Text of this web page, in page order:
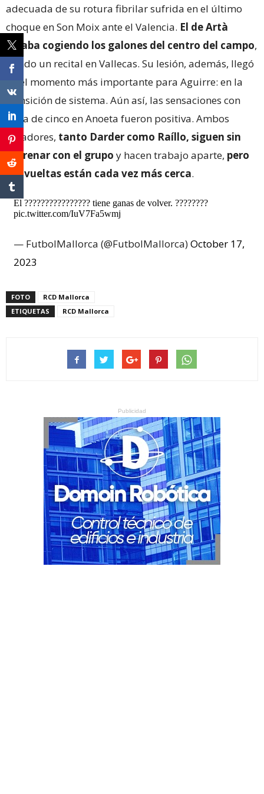
adecuada de su rotura fibrilar sufrida en el último
choque en Son Moix ante el Valencia. El de Artà
estaba cogiendo los galones del centro del campo,
dando un recital en Vallecas. Su lesión, además, llegó
en el momento más importante para Aguirre: en la
transición de sistema. Aún así, las sensaciones con
línea de cinco en Anoeta fueron positiva. Ambos
jugadores, tanto Darder como Raíllo, siguen sin
entrenar con el grupo y hacen trabajo aparte, pero
sus vueltas están cada vez más cerca.
El ???????????????? tiene ganas de volver. ????????
pic.twitter.com/IuV7Fa5wmj
— FutbolMallorca (@FutbolMallorca)October 17,
2023
FOTO
RCD Mallorca
ETIQUETAS
RCD Mallorca
Publicidad